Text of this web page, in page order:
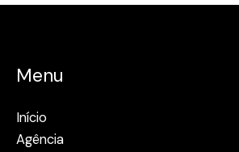
Menu
Início
Agência